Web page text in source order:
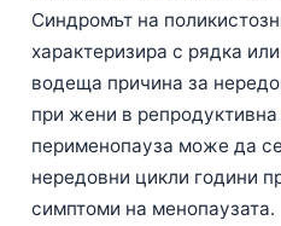
Синдромът на
характеризира с рядка
водеща причина за
при жени в репродуктивна
перименопауза може да
нередовни цикли години
симптоми на менопаузата.
كوردی‎
سنڌي
සිංහල
অসমীয়া